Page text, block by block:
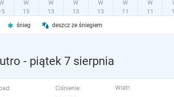
śnieg deszcz ze śniegiem
- piątek 7 sierpnia
Ciśnienie:
Wiatr: